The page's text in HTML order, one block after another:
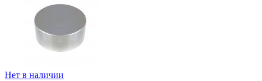
Нет в наличии